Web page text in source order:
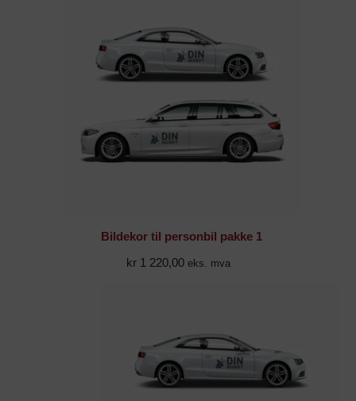
Bildekor til personbil pakke 1
kr1 220,00 eks. mva